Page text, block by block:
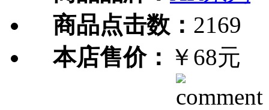
商品点击数： 2169
本店售价： ￥68元